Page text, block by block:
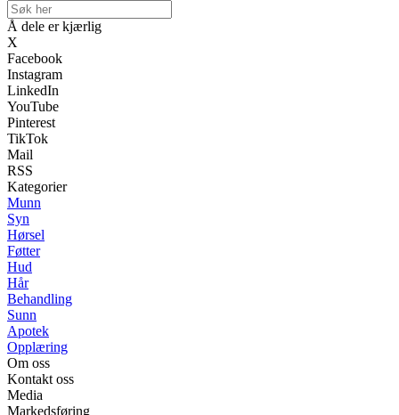
Å dele er kjærlig
X
Facebook
Instagram
LinkedIn
YouTube
Pinterest
TikTok
Mail
RSS
Kategorier
Munn
Syn
Hørsel
Føtter
Hud
Hår
Behandling
Sunn
Apotek
Opplæring
Om oss
Kontakt oss
Media
Markedsføring